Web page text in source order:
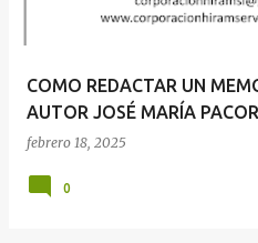
COMO REDACTAR UN
AUTOR JOSÉ MARÍA
febrero 18, 2025
0